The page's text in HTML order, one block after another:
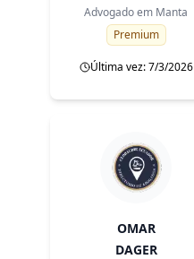
Advogado em Manta
Premium
Última vez: 7/3/2026
OMAR
DAGER